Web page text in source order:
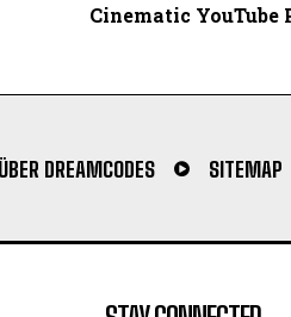
Cinematic YouTube
ÜBER DREAMCODES SITEMAP